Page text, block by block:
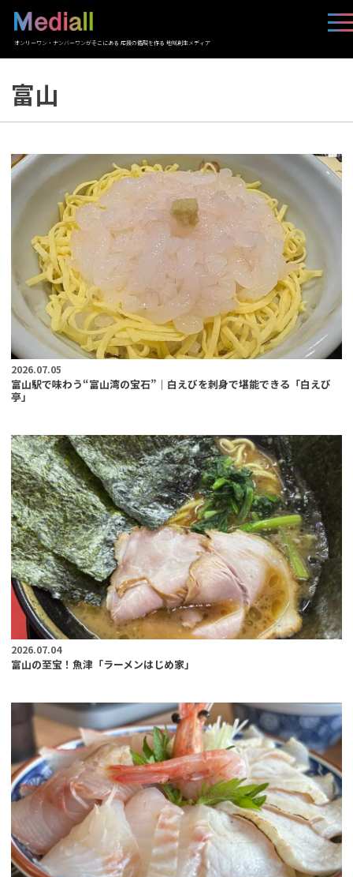
オンリーワン・ナンバーワンがそこにある 応援の循環を作る 地域創生メディア
富山
2026.07.05
富山駅で味わう“富山湾の宝石”｜白えびを刺身で堪能できる「白えび
亭」
2026.07.04
富山の至宝！魚津「ラーメンはじめ家」